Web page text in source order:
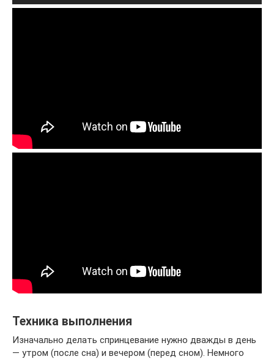
Техника выполнения
Изначально делать спринцевание нужно дважды в день
— утром (после сна) и вечером (перед сном). Немного